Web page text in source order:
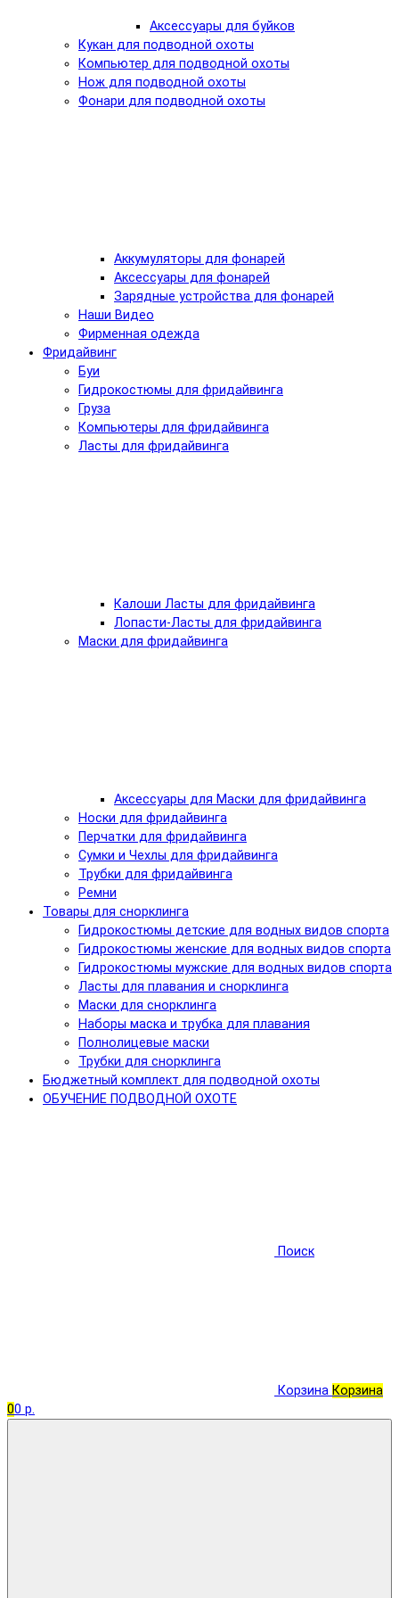
Аксессуары для буйков
Кукан для подводной охоты
Компьютер для подводной охоты
Нож для подводной охоты
Фонари для подводной охоты
Аккумуляторы для фонарей
Аксессуары для фонарей
Зарядные устройства для фонарей
Наши Видео
Фирменная одежда
Фридайвинг
Буи
Гидрокостюмы для фридайвинга
Груза
Компьютеры для фридайвинга
Ласты для фридайвинга
Калоши Ласты для фридайвинга
Лопасти-Ласты для фридайвинга
Маски для фридайвинга
Аксессуары для Маски для фридайвинга
Носки для фридайвинга
Перчатки для фридайвинга
Сумки и Чехлы для фридайвинга
Трубки для фридайвинга
Ремни
Товары для снорклинга
Гидрокостюмы детские для водных видов спорта
Гидрокостюмы женские для водных видов спорта
Гидрокостюмы мужские для водных видов спорта
Ласты для плавания и снорклинга
Маски для снорклинга
Наборы маска и трубка для плавания
Полнолицевые маски
Трубки для снорклинга
Бюджетный комплект для подводной охоты
ОБУЧЕНИЕ ПОДВОДНОЙ ОХОТЕ
Поиск
Корзина Корзина
00 р.